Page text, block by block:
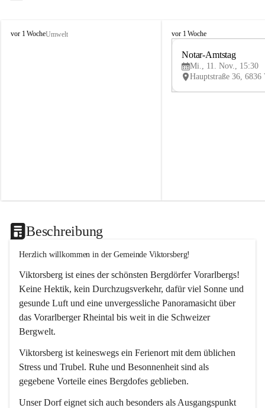
V
vor 1 WocheUmwelt
V
vor 1 Woche
Notar-Amtstag
Mi., 11. Nov., 15:30
Beschreibung
Herzlich willkommen in der Gemeinde Viktorsberg!
Viktorsberg ist eines der schönsten Bergdörfer Vorarlbergs!
Keine Hektik, kein Durchzugsverkehr, dafür viel Sonne und
gesunde Luft und eine unvergessliche Panoramasicht über
das Vorarlberger Rheintal bis weit in die Schweizer
Bergwelt.
Viktorsberg ist keineswegs ein Ferienort mit dem üblichen
Stress und Trubel. Ruhe und Besonnenheit sind als
gegebene Vorteile eines Bergdofes geblieben.
Unser Dorf eignet sich auch besonders als Ausgangspunkt